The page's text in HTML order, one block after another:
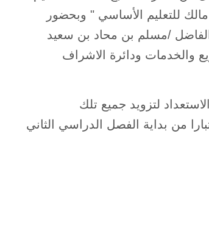
للتعليم الأساسي " وبحضور
/مسلم بن محاد بن سعيد
والخدمات ودائرة الاشراف
لتزويد جميع تلك
من بداية الفصل الدراسي الثاني